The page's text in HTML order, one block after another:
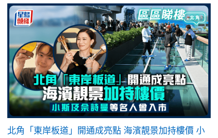
北角「東岸板道」開通成亮點 海濱靚景加持樓價 小